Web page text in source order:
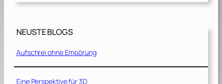
NEUSTE BLOGS
Aufschrei ohne Empörung
Eine Perspektive für 3D